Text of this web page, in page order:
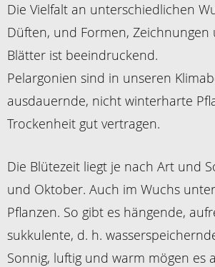
Die Vielfalt an unterschiedlichen
Düften, und Formen,
Blätter ist beeindruckend.
Pelargonien sind in unseren
ausdauernde, nicht winterharte
Trockenheit gut vertragen.
Die Blütezeit liegt je nach Art und
und Oktober. Auch im Wuchs
Pflanzen. So gibt es hängende,
sukkulente, d. h.
Sonnig, luftig und warm mögen es